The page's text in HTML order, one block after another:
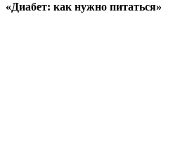
«Диабет: как нужно питаться»